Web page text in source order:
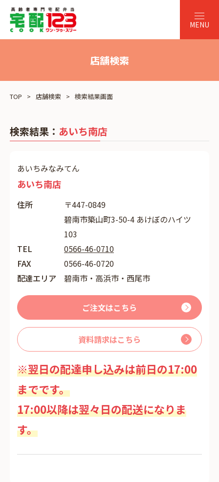
店舗検索
TOP 店舗検索 検索結果画面
検索結果： あいち南店
あいちみなみてん
あいち南店
住所
〒447-0849
碧南市築山町3-50-4 あけぼのハイツ
103
TEL
0566-46-0710
FAX
0566-46-0720
配達エリア
碧南市・高浜市・西尾市
ご注文はこちら
資料請求はこちら
※翌日の配達申し込みは前日の17:00
までです。
17:00以降は翌々日の配送になりま
す。